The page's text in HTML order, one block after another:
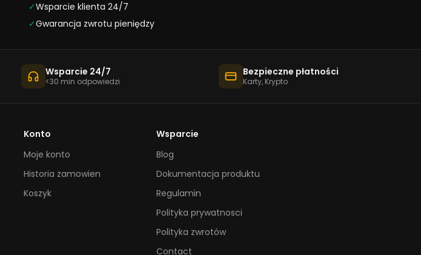
✓Wsparcie klienta 24/7
✓Gwarancja zwrotu pieniędzy
Wsparcie 24/7
<30 min odpowiedzi
Bezpieczne płatności
Karty, Krypto
Konto
Moje konto
Historia zamowien
Koszyk
Wsparcie
Blog
Dokumentacja produktu
Regulamin
Polityka prywatnosci
Polityka zwrotów
Contact